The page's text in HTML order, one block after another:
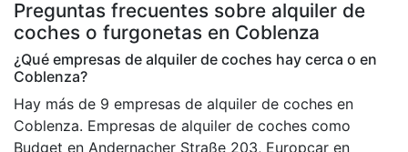
Preguntas frecuentes sobre alquiler de
coches o furgonetas en Coblenza
¿Qué empresas de alquiler de coches hay cerca o en
Coblenza?
Hay más de 9 empresas de alquiler de coches en
Coblenza. Empresas de alquiler de coches como
Budget en Andernacher Straße 203, Europcar en